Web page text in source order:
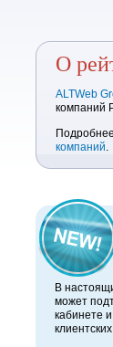
О
ALTWeb
компаний
компаний.
В
может
кабинете